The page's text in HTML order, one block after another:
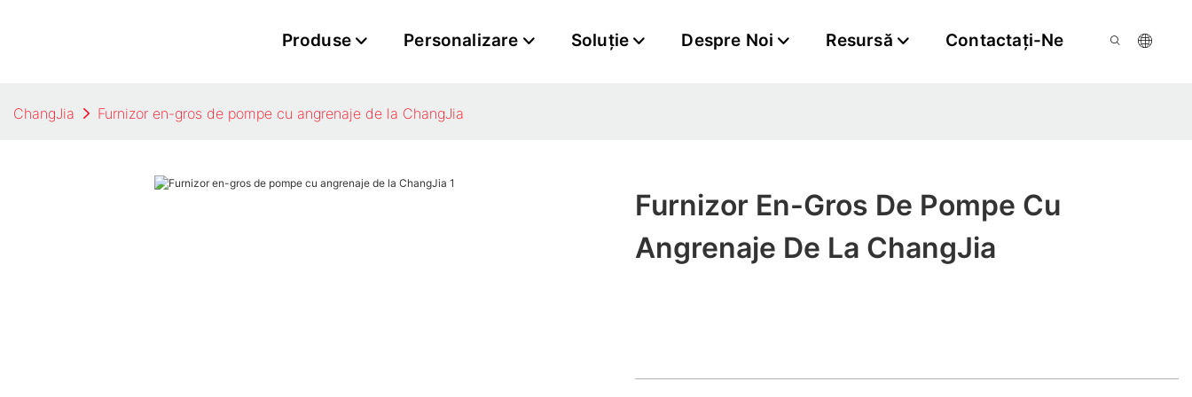
Produse Personalizare Soluţie Despre Noi Resursă Contactaţi-Ne
ChangJia Furnizor en-gros de pompe cu angrenaje de la ChangJia
Furnizor En-Gros De Pompe Cu
Angrenaje De La ChangJia